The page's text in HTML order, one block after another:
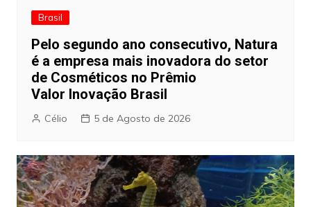
Brasil
Pelo segundo ano consecutivo, Natura
é a empresa mais inovadora do setor
de Cosméticos no Prêmio
Valor Inovação Brasil
Célio 5 de Agosto de 2026